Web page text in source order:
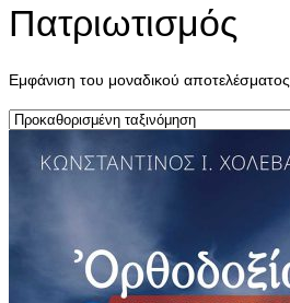
Πατριωτισμός
Εμφάνιση του μοναδικού αποτελέσματος